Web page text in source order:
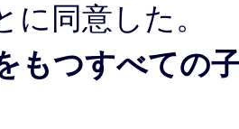
に同意した。
もつすべての